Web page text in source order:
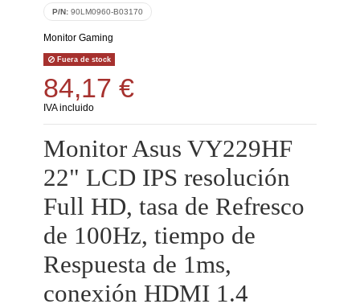
P/N: 90LM0960-B03170
Monitor Gaming
Fuera de stock
84,17 €
IVA incluido
Monitor Asus VY229HF
22" LCD IPS resolución
Full HD, tasa de Refresco
de 100Hz, tiempo de
Respuesta de 1ms,
conexión HDMI 1.4